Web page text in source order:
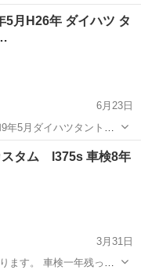
トキー Bluetoothナビ...
イハツタント
5月H26年 ダイハツ タ
6月23日
年5月ダイハツタント
画像では分からない細か
お願い致します。（先の
ハツタント
スタム l375s 車検8年
3月31日
ます。 車検一年残って